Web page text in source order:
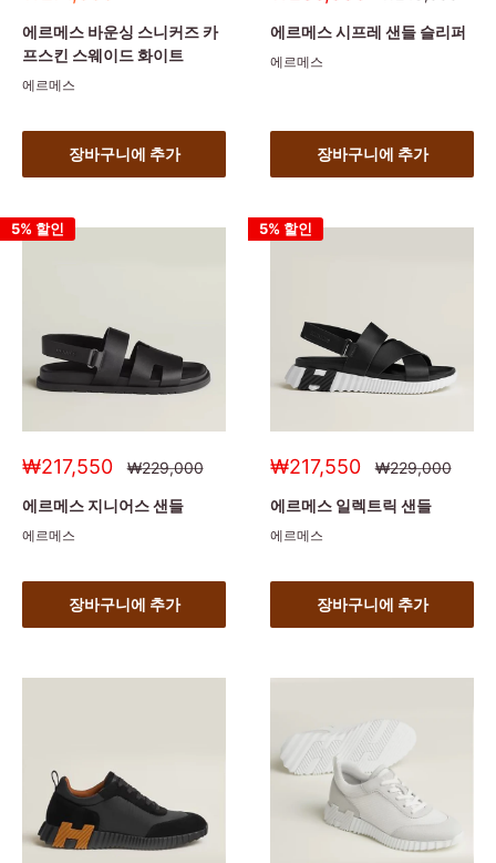
가
에르메스 바운싱 스니커즈 카
프스킨 스웨이드 화이트
에르메스
장바구니에 추가
가
가
에르메스 시프레 샌들 슬리퍼
에르메스
장바구니에 추가
5% 할인
세
가
₩217,550
정
가
₩229,000
에르메스 지니어스 샌들
에르메스
장바구니에 추가
5% 할인
세
가
₩217,550
정
가
₩229,000
에르메스 일렉트릭 샌들
에르메스
장바구니에 추가